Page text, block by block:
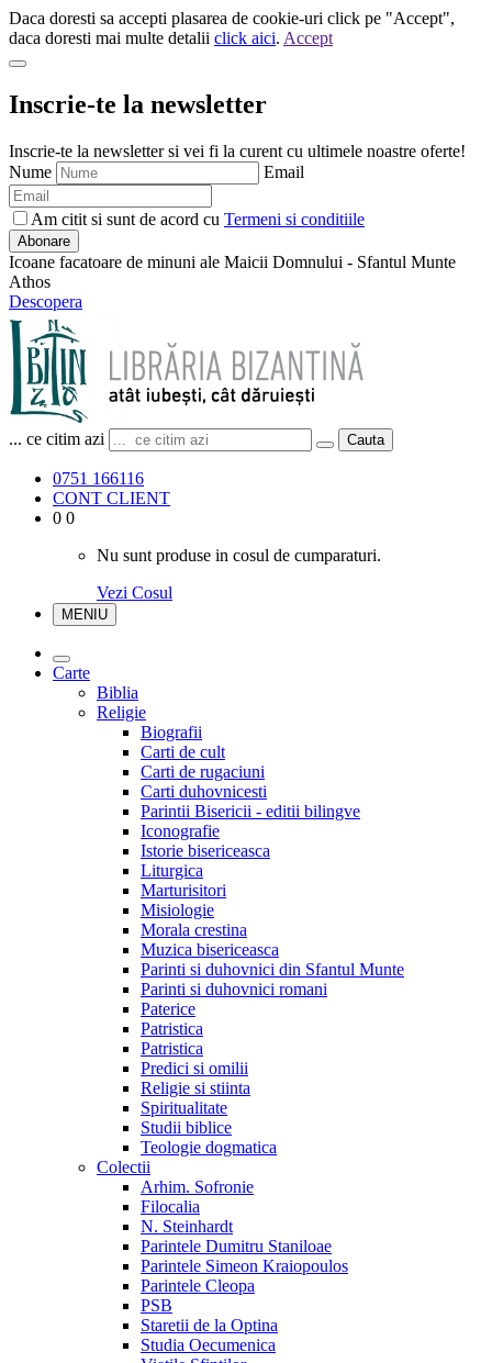
Daca doresti sa accepti plasarea de cookie-uri click pe "Accept",
daca doresti mai multe detalii click aici. Accept
Inscrie-te la newsletter
Inscrie-te la newsletter si vei fi la curent cu ultimele noastre oferte!
Nume
Email
Am citit si sunt de acord cu Termeni si conditiile
Abonare
Icoane facatoare de minuni ale Maicii Domnului - Sfantul Munte
Athos
Descopera
... ce citim azi Cauta
0751 166116
CONT CLIENT
0 0
Nu sunt produse in cosul de cumparaturi.
Vezi Cosul
MENIU
Carte
Biblia
Religie
Biografii
Carti de cult
Carti de rugaciuni
Carti duhovnicesti
Parintii Bisericii - editii bilingve
Iconografie
Istorie bisericeasca
Liturgica
Marturisitori
Misiologie
Morala crestina
Muzica bisericeasca
Parinti si duhovnici din Sfantul Munte
Parinti si duhovnici romani
Paterice
Patristica
Patristica
Predici si omilii
Religie si stiinta
Spiritualitate
Studii biblice
Teologie dogmatica
Colectii
Arhim. Sofronie
Filocalia
N. Steinhardt
Parintele Dumitru Staniloae
Parintele Simeon Kraiopoulos
Parintele Cleopa
PSB
Staretii de la Optina
Studia Oecumenica